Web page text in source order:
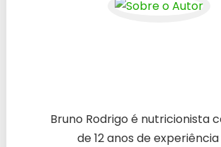
Bruno Rodrigo é nutricionista
de 12 anos de